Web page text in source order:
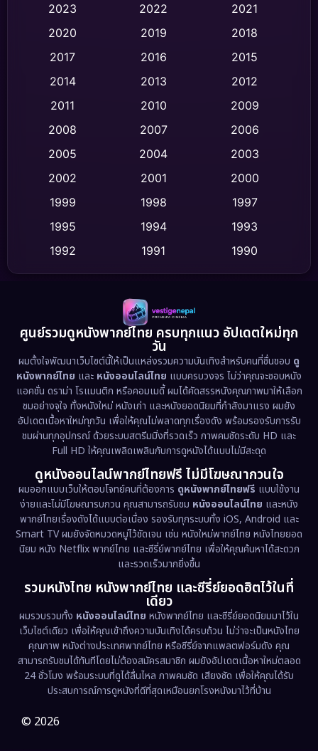
Classic หนังคลาสสิก (47)
Comedy ตลก (454)
Crime อาชญากรรม (532)
Cult Film
Dance เต้น (10)
Detective สืบสวน (62)
Disaster (13)
Disney+ (5)
Documentary สารคดี (94)
Drama ดราม่า (1,513)
Dystopian (17)
Emotional (61)
Epic มหากาพย์ (227)
Erotic (36)
Family ครอบครัว (375)
Fantasy จินตนาการ (338)
Fiction (9)
Film (57)
Gothic
2023
2022
2021
2020
2019
2018
2017
2016
2015
2014
2013
2012
2011
2010
2009
2008
2007
2006
2005
2004
2003
2002
2001
2000
1999
1998
1997
1995
1994
1993
1992
1991
1990
1989
1988
1986
1983
1978
1962
ศูนย์รวมดูหนังพากย์ไทย ครบทุกแนว อัปเดตใหม่ทุก
วัน
ผมตั้งใจพัฒนาเว็บไซต์นี้ให้เป็นแหล่งรวมความบันเทิงสำหรับคนที่ชื่นชอบ ดู
หนังพากย์ไทย และ หนังออนไลน์ไทย แบบครบวงจร ไม่ว่าคุณจะชอบหนัง
แอคชั่น ดราม่า โรแมนติก หรือคอมเมดี้ ผมได้คัดสรรหนังคุณภาพมาให้เลือก
ชมอย่างจุใจ ทั้งหนังใหม่ หนังเก่า และหนังยอดนิยมที่กำลังมาแรง ผมยัง
อัปเดตเนื้อหาใหม่ทุกวัน เพื่อให้คุณไม่พลาดทุกเรื่องดัง พร้อมรองรับการรับ
ชมผ่านทุกอุปกรณ์ ด้วยระบบสตรีมมิ่งที่รวดเร็ว ภาพคมชัดระดับ HD และ
Full HD ให้คุณเพลิดเพลินกับการดูหนังได้แบบไม่มีสะดุด
ดูหนังออนไลน์พากย์ไทยฟรี ไม่มีโฆษณากวนใจ
ผมออกแบบเว็บให้ตอบโจทย์คนที่ต้องการ ดูหนังพากย์ไทยฟรี แบบใช้งาน
ง่ายและไม่มีโฆษณารบกวน คุณสามารถรับชม หนังออนไลน์ไทย และหนัง
พากย์ไทยเรื่องดังได้แบบต่อเนื่อง รองรับทุกระบบทั้ง iOS, Android และ
Smart TV ผมยังจัดหมวดหมู่ไว้ชัดเจน เช่น หนังใหม่พากย์ไทย หนังไทยยอด
นิยม หนัง Netflix พากย์ไทย และซีรี่ย์พากย์ไทย เพื่อให้คุณค้นหาได้สะดวก
และรวดเร็วมากยิ่งขึ้น
รวมหนังไทย หนังพากย์ไทย และซีรี่ย์ยอดฮิตไว้ในที่
เดียว
ผมรวบรวมทั้ง หนังออนไลน์ไทย หนังพากย์ไทย และซีรี่ย์ยอดนิยมมาไว้ใน
เว็บไซต์เดียว เพื่อให้คุณเข้าถึงความบันเทิงได้ครบถ้วน ไม่ว่าจะเป็นหนังไทย
คุณภาพ หนังต่างประเทศพากย์ไทย หรือซีรี่ย์จากแพลตฟอร์มดัง คุณ
สามารถรับชมได้ทันทีโดยไม่ต้องสมัครสมาชิก ผมยังอัปเดตเนื้อหาใหม่ตลอด
24 ชั่วโมง พร้อมระบบที่ดูได้ลื่นไหล ภาพคมชัด เสียงชัด เพื่อให้คุณได้รับ
ประสบการณ์การดูหนังที่ดีที่สุดเหมือนยกโรงหนังมาไว้ที่บ้าน
© 2026